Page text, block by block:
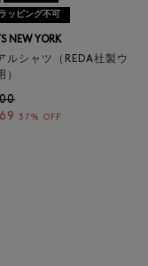
ッピング不可
NEW YORK
ルシャツ（REDA社製ウ
）
37% OFF